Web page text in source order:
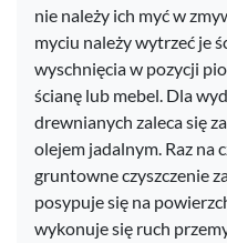
nie należy ich myć w
myciu należy wytrzeć je
wyschnięcia w pozycji
ścianę lub mebel. Dla
drewnianych zaleca się
olejem jadalnym. Raz na
gruntowne czyszczenie
posypuje się na
wykonuje się ruch